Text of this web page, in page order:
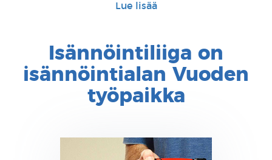
Lue lisää
Isännöintiliiga on
isännöintialan Vuoden
työpaikka